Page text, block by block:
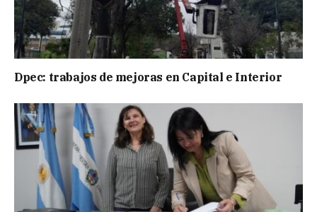
Dpec: trabajos de mejoras en Capital e Interior